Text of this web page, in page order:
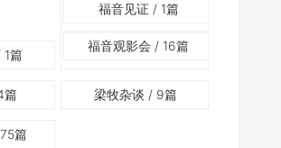
1篇
福音见证 / 1篇
福音观影会 / 16篇
篇 梁牧杂谈 / 9篇
篇